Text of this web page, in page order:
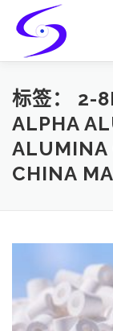
content
HOME
CATALYST-
标签： 2-
ALPHA
ALUMINA
CHINA